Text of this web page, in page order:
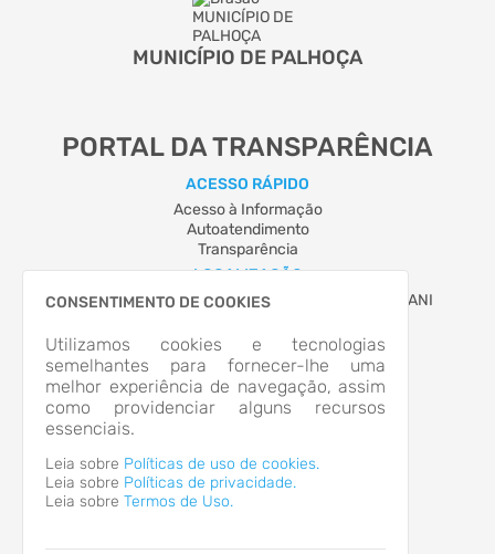
CONSENTIMENTO DE COOKIES
Utilizamos cookies e tecnologias
semelhantes para fornecer-lhe uma
melhor experiência de navegação, assim
como providenciar alguns recursos
essenciais.
Leia sobre Políticas de uso de cookies.
Leia sobre Políticas de privacidade.
Leia sobre Termos de Uso.
MUNICÍPIO DE PALHOÇA
PORTAL DA TRANSPARÊNCIA
ACESSO RÁPIDO
Acesso à Informação
Autoatendimento
Transparência
LOCALIZAÇÃO
AVENIDA HILZA TEREZINHA PAGANI, Nº 280, PAGANI
CEP: 88.132-900
Abrir no Mapa
CONTATOS
(48) 3220-0300
atendimento@palhoca.sc.gov.br
HORÁRIO DE ATENDIMENTO
Segunda-feira a Sexta-feira